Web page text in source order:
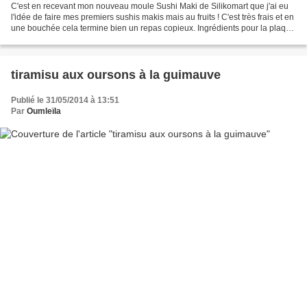
C'est en recevant mon nouveau moule Sushi Maki de Silikomart que j'ai eu
l'idée de faire mes premiers sushis makis mais au fruits ! C'est très frais et en
une bouchée cela termine bien un repas copieux. Ingrédients pour la plaque
tiramisu aux oursons à la guimauve
Publié le 31/05/2014 à 13:51
Par Oumleïla